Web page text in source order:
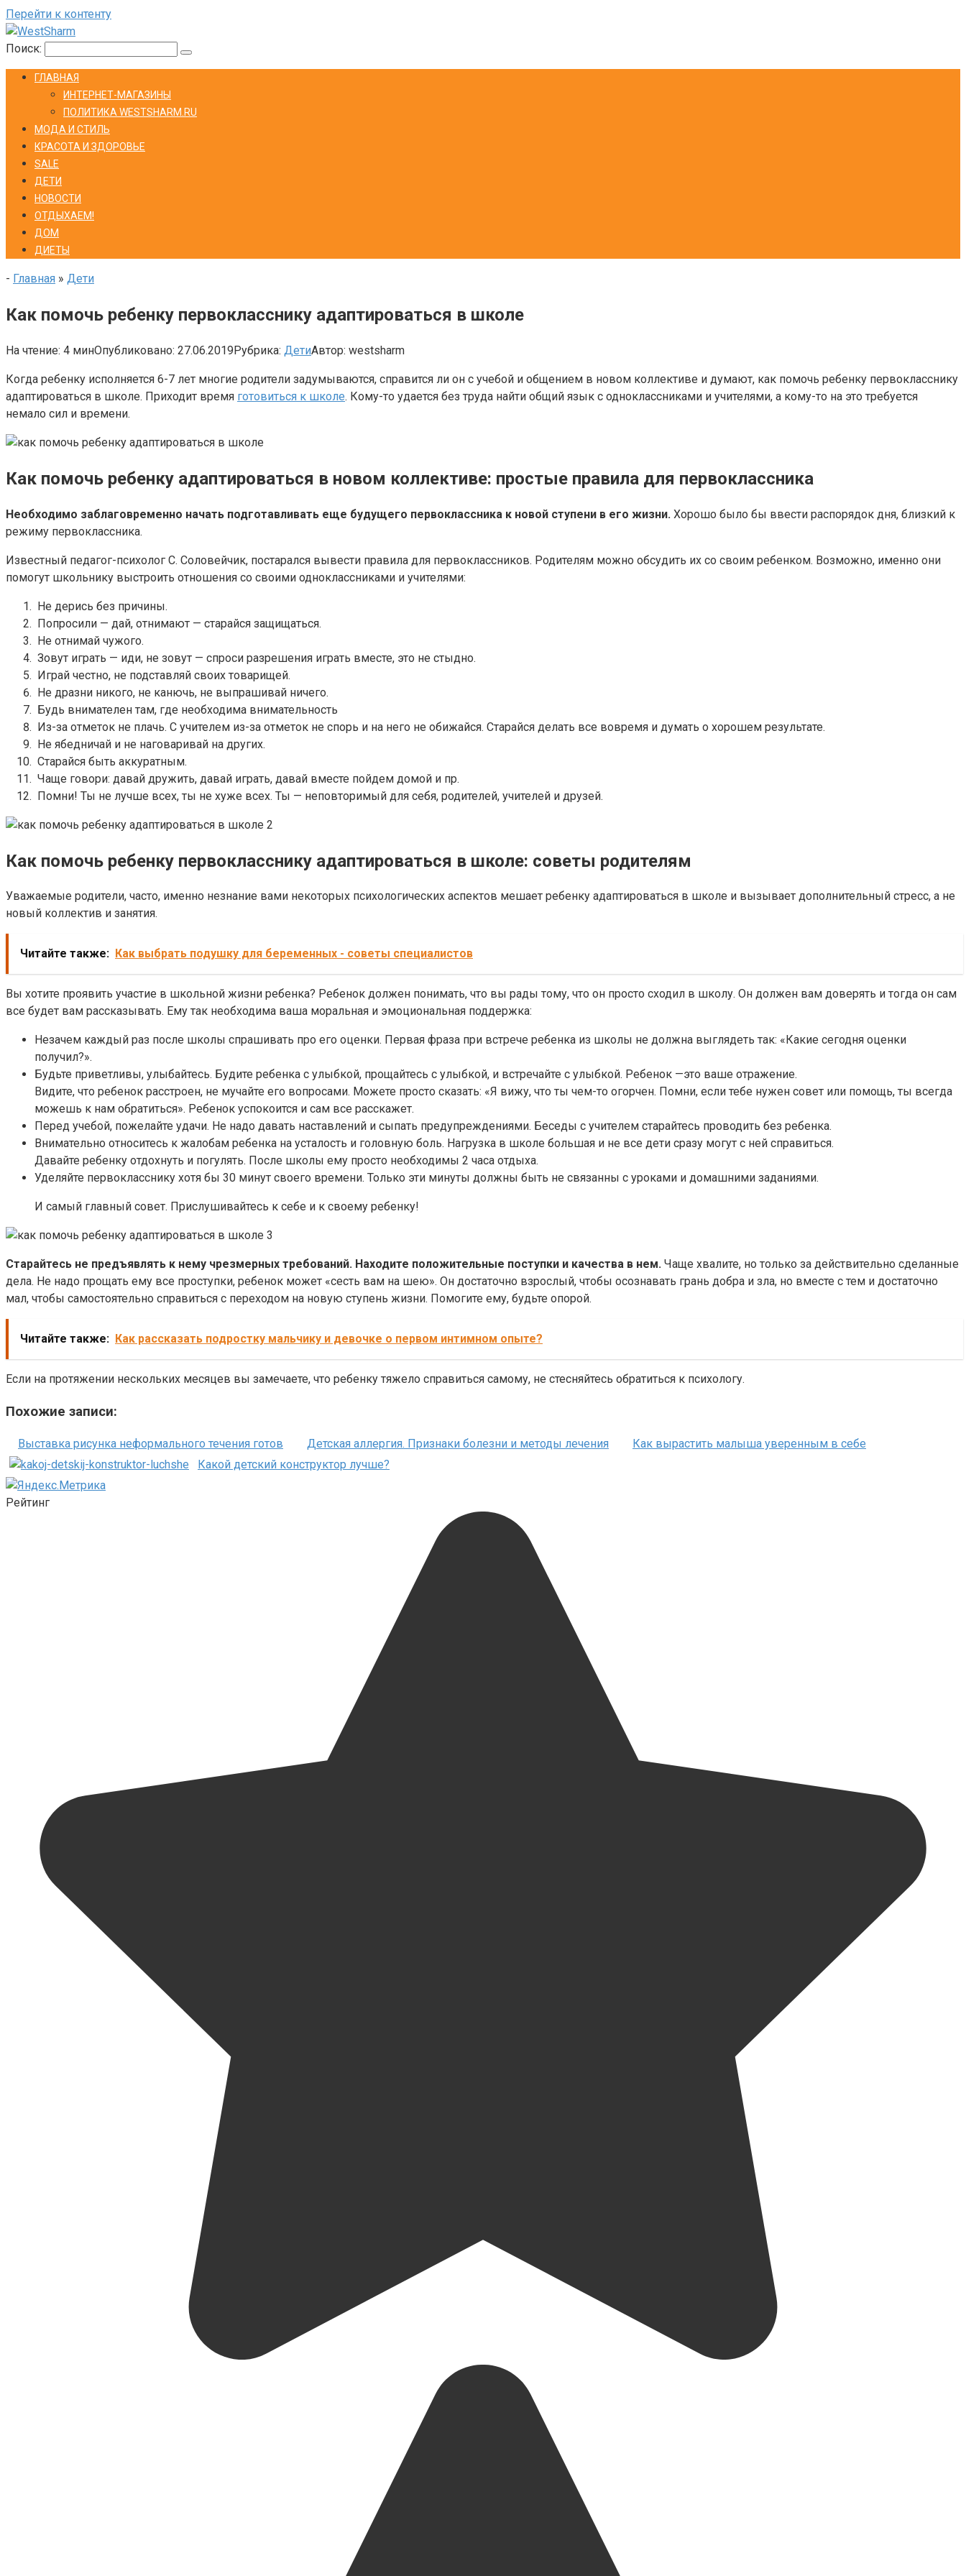
Перейти к контенту
Поиск:
ГЛАВНАЯ
ИНТЕРНЕТ-МАГАЗИНЫ
ПОЛИТИКА WESTSHARM.RU
МОДА И СТИЛЬ
КРАСОТА И ЗДОРОВЬЕ
SALE
ДЕТИ
НОВОСТИ
ОТДЫХАЕМ!
ДОМ
ДИЕТЫ
- Главная » Дети
Как помочь ребенку первокласснику адаптироваться в школе
На чтение: 4 минОпубликовано: 27.06.2019Рубрика: ДетиАвтор: westsharm
Когда ребенку исполняется 6-7 лет многие родители задумываются, справится ли он с учебой и общением в новом коллективе и думают, как помочь ребенку первокласснику
адаптироваться в школе. Приходит время готовиться к школе. Кому-то удается без труда найти общий язык с одноклассниками и учителями, а кому-то на это требуется
немало сил и времени.
Как помочь ребенку адаптироваться в новом коллективе: простые правила для первоклассника
Необходимо заблаговременно начать подготавливать еще будущего первоклассника к новой ступени в его жизни. Хорошо было бы ввести распорядок дня, близкий к
режиму первоклассника.
Известный педагог-психолог С. Соловейчик, постарался вывести правила для первоклассников. Родителям можно обсудить их со своим ребенком. Возможно, именно они
помогут школьнику выстроить отношения со своими одноклассниками и учителями:
Не дерись без причины.
Попросили — дай, отнимают — старайся защищаться.
Не отнимай чужого.
Зовут играть — иди, не зовут — спроси разрешения играть вместе, это не стыдно.
Играй честно, не подставляй своих товарищей.
Не дразни никого, не канючь, не выпрашивай ничего.
Будь внимателен там, где необходима внимательность
Из-за отметок не плачь. С учителем из-за отметок не спорь и на него не обижайся. Старайся делать все вовремя и думать о хорошем результате.
Не ябедничай и не наговаривай на других.
Старайся быть аккуратным.
Чаще говори: давай дружить, давай играть, давай вместе пойдем домой и пр.
Помни! Ты не лучше всех, ты не хуже всех. Ты — неповторимый для себя, родителей, учителей и друзей.
Как помочь ребенку первокласснику адаптироваться в школе: советы родителям
Уважаемые родители, часто, именно незнание вами некоторых психологических аспектов мешает ребенку адаптироваться в школе и вызывает дополнительный стресс, а не
новый коллектив и занятия.
Читайте также: Как выбрать подушку для беременных - советы специалистов
Вы хотите проявить участие в школьной жизни ребенка? Ребенок должен понимать, что вы рады тому, что он просто сходил в школу. Он должен вам доверять и тогда он сам
все будет вам рассказывать. Ему так необходима ваша моральная и эмоциональная поддержка:
Незачем каждый раз после школы спрашивать про его оценки. Первая фраза при встрече ребенка из школы не должна выглядеть так: «Какие сегодня оценки
получил?».
Будьте приветливы, улыбайтесь. Будите ребенка с улыбкой, прощайтесь с улыбкой, и встречайте с улыбкой. Ребенок —это ваше отражение.
Видите, что ребенок расстроен, не мучайте его вопросами. Можете просто сказать: «Я вижу, что ты чем-то огорчен. Помни, если тебе нужен совет или помощь, ты всегда
можешь к нам обратиться». Ребенок успокоится и сам все расскажет.
Перед учебой, пожелайте удачи. Не надо давать наставлений и сыпать предупреждениями. Беседы с учителем старайтесь проводить без ребенка.
Внимательно относитесь к жалобам ребенка на усталость и головную боль. Нагрузка в школе большая и не все дети сразу могут с ней справиться.
Давайте ребенку отдохнуть и погулять. После школы ему просто необходимы 2 часа отдыха.
Уделяйте первокласснику хотя бы 30 минут своего времени. Только эти минуты должны быть не связанны с уроками и домашними заданиями.
И самый главный совет. Прислушивайтесь к себе и к своему ребенку!
Старайтесь не предъявлять к нему чрезмерных требований. Находите положительные поступки и качества в нем. Чаще хвалите, но только за действительно сделанные
дела. Не надо прощать ему все проступки, ребенок может «сесть вам на шею». Он достаточно взрослый, чтобы осознавать грань добра и зла, но вместе с тем и достаточно
мал, чтобы самостоятельно справиться с переходом на новую ступень жизни. Помогите ему, будьте опорой.
Читайте также: Как рассказать подростку мальчику и девочке о первом интимном опыте?
Если на протяжении нескольких месяцев вы замечаете, что ребенку тяжело справиться самому, не стесняйтесь обратиться к психологу.
Похожие записи:
Выставка рисунка неформального течения готов Детская аллергия. Признаки болезни и методы лечения
Как вырастить малыша уверенным в себе
Какой детский конструктор лучше?
Рейтинг